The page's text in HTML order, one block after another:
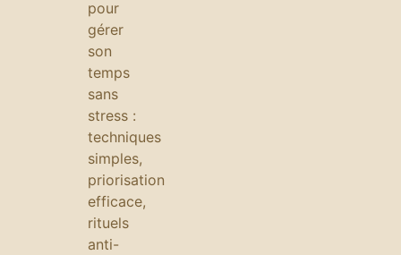
pour
gérer
son
temps
sans
stress :
techniques
simples,
priorisation
efficace,
rituels
anti-